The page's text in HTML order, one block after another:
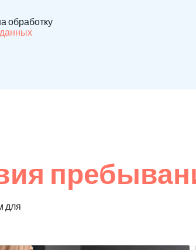
обработку
для